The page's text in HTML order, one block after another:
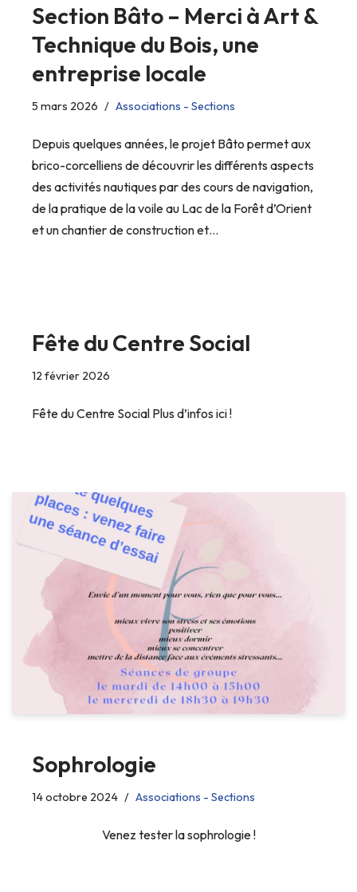
Section Bâto – Merci à Art &
Technique du Bois, une
entreprise locale
5 mars 2026 Associations - Sections
Depuis quelques années, le projet Bâto permet aux
brico-corcelliens de découvrir les différents aspects
des activités nautiques par des cours de navigation,
de la pratique de la voile au Lac de la Forêt d’Orient
et un chantier de construction et…
Fête du Centre Social
12 février 2026
Fête du Centre Social Plus d’infos ici !
Sophrologie
14 octobre 2024 Associations - Sections
Venez tester la sophrologie !